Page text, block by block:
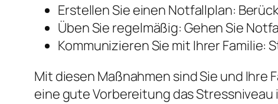
Erstellen Sie einen Notfallplan:
Üben Sie regelmäßig: Gehen Sie
Kommunizieren Sie mit Ihrer
Mit diesen Maßnahmen sind Sie und
eine gute Vorbereitung das